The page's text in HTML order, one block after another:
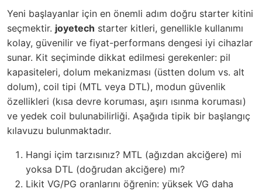
Yeni başlayanlar için en önemli adım doğru starter kitini
seçmektir. joyetech starter kitleri, genellikle kullanımı
kolay, güvenilir ve fiyat-performans dengesi iyi cihazlar
sunar. Kit seçiminde dikkat edilmesi gerekenler: pil
kapasiteleri, dolum mekanizması (üstten dolum vs. alt
dolum), coil tipi (MTL veya DTL), modun güvenlik
özellikleri (kısa devre koruması, aşırı ısınma koruması)
ve yedek coil bulunabilirliği. Aşağıda tipik bir başlangıç
kılavuzu bulunmaktadır.
Hangi içim tarzısınız? MTL (ağızdan akciğere) mi
yoksa DTL (doğrudan akciğere) mı?
Likit VG/PG oranlarını öğrenin: yüksek VG daha